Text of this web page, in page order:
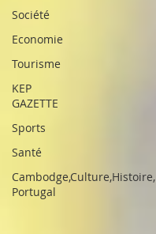
Société
Economie
Tourisme
KEP
GAZETTE
Sports
Santé
Cambodge,Culture,Histoire,
Portugal